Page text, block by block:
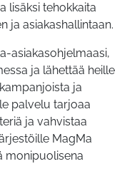
lisäksi tehokkaita
ja asiakashallintaan.
asiakasohjelmaasi,
ja lähettää heille
ja
palvelu tarjoaa
ja vahvistaa
MagMa
monipuolisena